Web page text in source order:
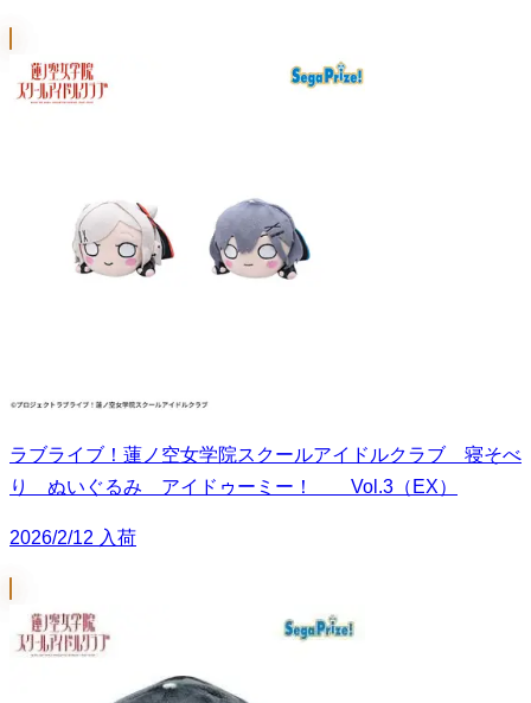
ラブライブ！蓮ノ空女学院スクールアイドルクラブ 寝そべ
り ぬいぐるみ アイドゥーミー！ Vol.3（EX）
2026/2/12 入荷